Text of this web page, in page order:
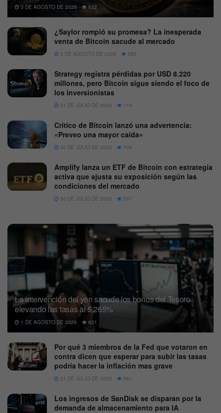
3 DE AGOSTO DE 2026 622
¿Saylor rompió su promesa? La inesperada
venta de Bitcoin sacude al mercado
3 DE AGOSTO DE 2026 589
Strategy registra pérdidas por USD 8.220
millones, pero Bitcoin sigue siendo el foco de
los inversionistas
31 DE JULIO DE 2026 714
Crítico de Bitcoin lanzó una advertencia:
«Preveo una mayor caída»
30 DE JULIO DE 2026 704
Amplify lanza un ETF de Bitcoin con estrategia
activa que ajusta su exposición según las
condiciones del mercado
30 DE JULIO DE 2026 587
La intervención del yen sacude los bonos del Tesoro
elevando las tasas al 5,265%
1 DE AGOSTO DE 2026 631
Por qué 3 miembros de la Fed que votaron en
contra dicen que esperar para subir las tasas
podría hacer la inflación mas grave
31 DE JULIO DE 2026 561
Los ingresos de SanDisk se disparan por la
demanda de almacenamiento para IA